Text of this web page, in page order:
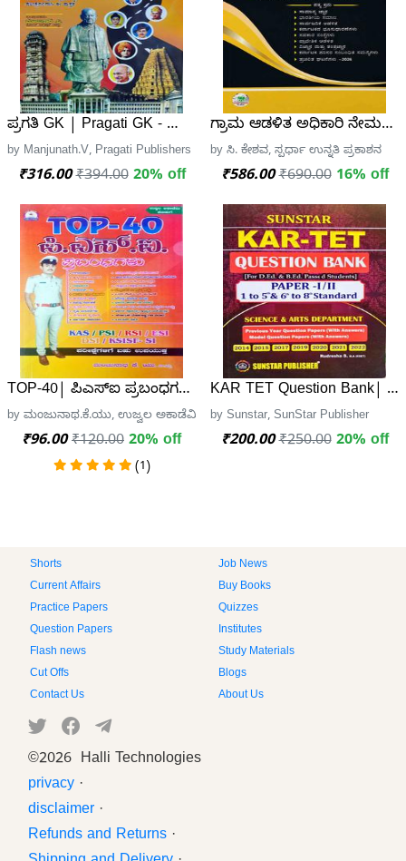
ಪ್ರಗತಿ GK | Pragati GK - ಮಂಜುನಾಥ್.ವಿ
by Manjunath.V, Pragati Publishers
₹316.00 ₹394.00 20% off
ಗ್ರಾಮ ಆಡಳಿತ ಅಧಿಕಾರಿ
by ಸಿ. ಕೇಶವ, ಸ್ಪರ್ಧಾ ಉನ್ನತಿ ಪ್ರಕಾಶನ
₹586.00 ₹690.00 16% off
TOP-40| ಪಿಎಸ್ಐ ಪ್ರಬಂಧಗಳು| ಉಜ್ವಲ ಅಕಾಡೆಮಿ
by ಮಂಜುನಾಥ.ಕೆ.ಯು, ಉಜ್ವಲ ಅಕಾಡೆಮಿ ಪ್ರಕಾಶನ
₹96.00 ₹120.00 20% off
(1)
KAR TET Question Bank|
by Sunstar, SunStar Publisher
₹200.00 ₹250.00 20% off
Shorts
Job News
Current Affairs
Buy Books
Practice Papers
Quizzes
Question Papers
Institutes
Flash news
Study Materials
Cut Offs
Blogs
Contact Us
About Us
©2026 Halli Technologies
privacy ·
disclaimer ·
Refunds and Returns ·